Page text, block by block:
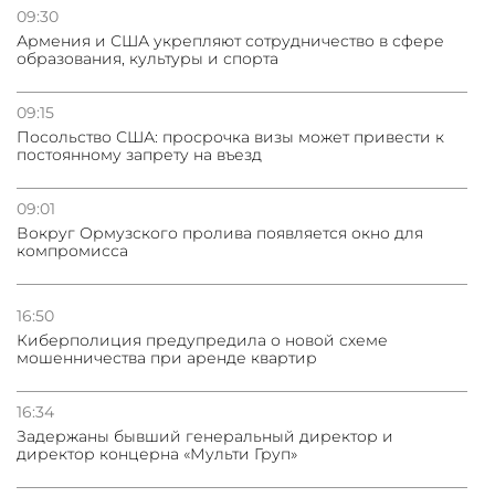
09:30
Армения и США укрепляют сотрудничество в сфере
образования, культуры и спорта
09:15
Посольство США: просрочка визы может привести к
постоянному запрету на въезд
09:01
Вокруг Ормузского пролива появляется окно для
компромисса
16:50
Киберполиция предупредила о новой схеме
мошенничества при аренде квартир
16:34
Задержаны бывший генеральный директор и
директор концерна «Мульти Груп»